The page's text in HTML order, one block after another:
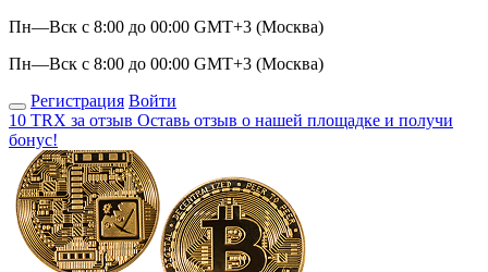
Пн—Вск с 8:00 до 00:00 GMT+3 (Москва)
Пн—Вск с 8:00 до 00:00 GMT+3 (Москва)
Регистрация Войти
10 TRX за отзыв Оставь отзыв о нашей площадке и получи
бонус!